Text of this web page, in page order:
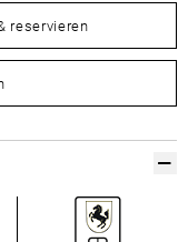
reservieren
aus